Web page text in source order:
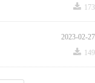
끂 173
2023-02-27
끂 149